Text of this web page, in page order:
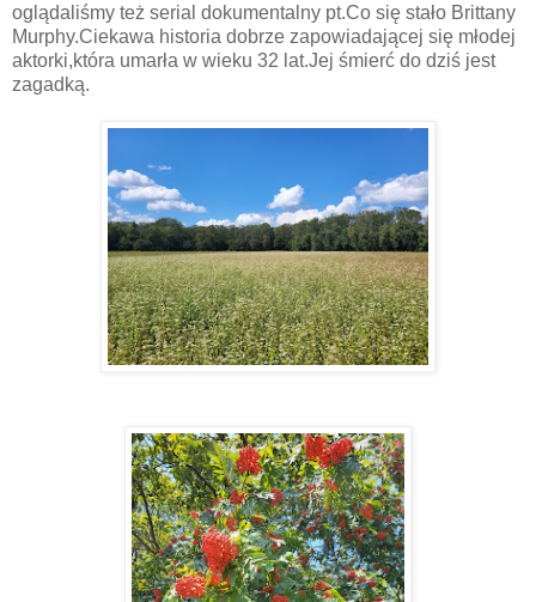
oglądaliśmy też serial dokumentalny pt.Co się stało Brittany
Murphy.Ciekawa historia dobrze zapowiadającej się młodej
aktorki,która umarła w wieku 32 lat.Jej śmierć do dziś jest
zagadką.